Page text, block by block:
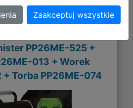
PP26ME-525 +
013 + Worek
+ Torba PP26ME-074
Zaakceptuj wszystkie